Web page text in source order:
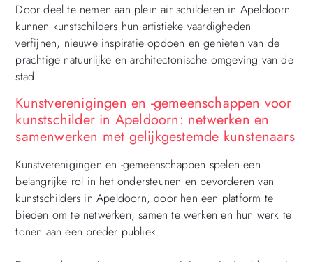
Door deel te nemen aan plein air schilderen in Apeldoorn
kunnen kunstschilders hun artistieke vaardigheden
verfijnen, nieuwe inspiratie opdoen en genieten van de
prachtige natuurlijke en architectonische omgeving van de
stad.
Kunstverenigingen en -gemeenschappen voor
kunstschilder in Apeldoorn: netwerken en
samenwerken met gelijkgestemde kunstenaars
Kunstverenigingen en -gemeenschappen spelen een
belangrijke rol in het ondersteunen en bevorderen van
kunstschilders in Apeldoorn, door hen een platform te
bieden om te netwerken, samen te werken en hun werk te
tonen aan een breder publiek.